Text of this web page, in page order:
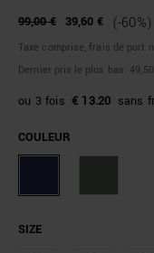
99,00 € 39,60 € (-60%)
Taxe comprise, frais de port
Dernier prix le plus bas:
€ 13.20
COULEUR
SIZE